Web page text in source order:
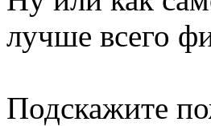
лучше всего
Подскажите